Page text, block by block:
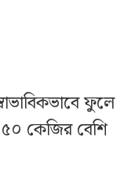
ফুলে
কেজির বেশি